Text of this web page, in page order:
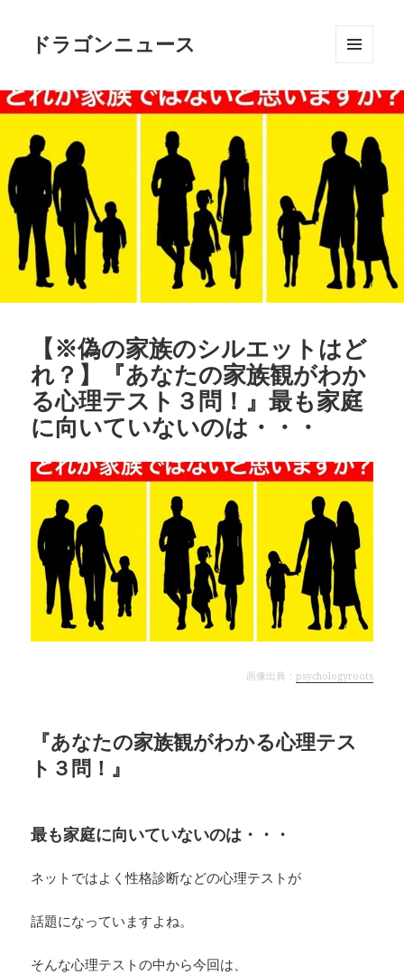
ドラゴンニュース
ーとウ
ィジェ
ット
【※偽の家族のシルエットはど
れ？】『あなたの家族観がわか
る心理テスト３問！』最も家庭
に向いていないのは・・・
画像出典： psychologyroots
『あなたの家族観がわかる心理テス
ト３問！』
最も家庭に向いていないのは・・・
ネットではよく性格診断などの心理テストが
話題になっていますよね。
そんな心理テストの中から今回は、